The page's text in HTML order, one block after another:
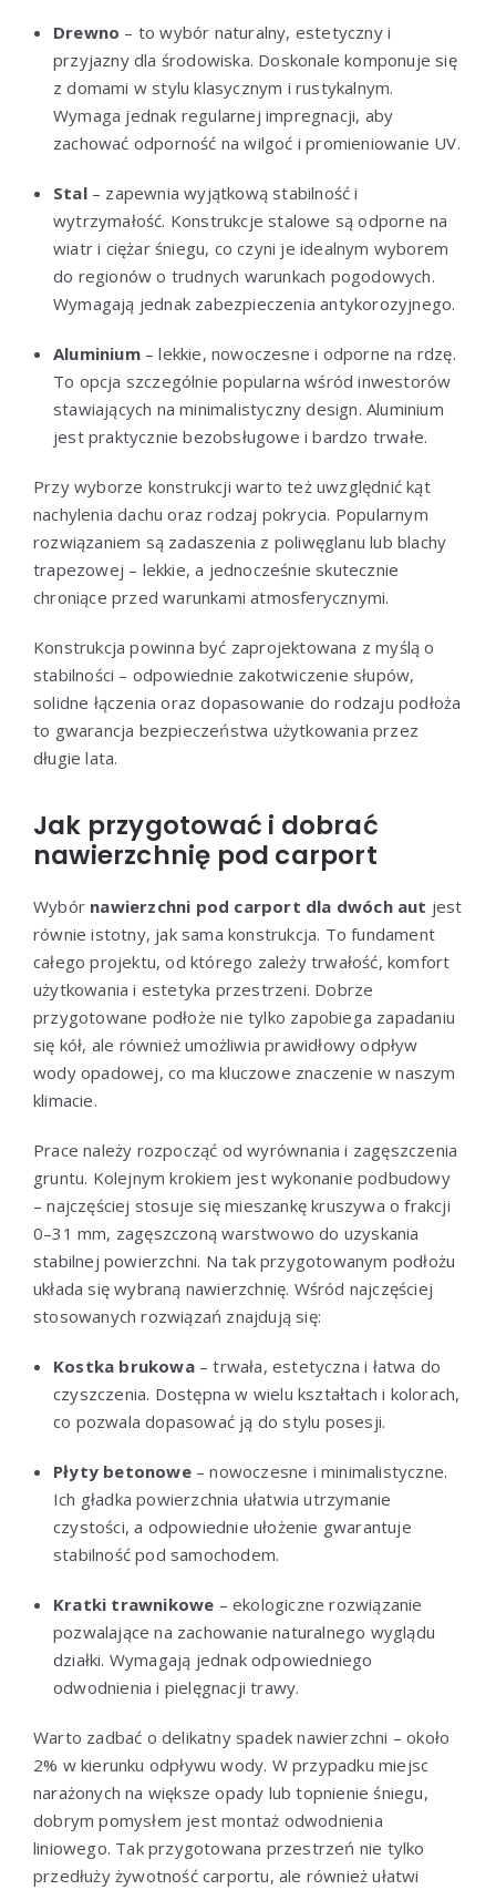
Drewno – to wybór naturalny, estetyczny i
przyjazny dla środowiska. Doskonale komponuje się
z domami w stylu klasycznym i rustykalnym.
Wymaga jednak regularnej impregnacji, aby
zachować odporność na wilgoć i promieniowanie UV.
Stal– zapewnia wyjątkową stabilność i
wytrzymałość. Konstrukcje stalowe są odporne na
wiatr i ciężar śniegu, co czyni je idealnym wyborem
do regionów o trudnych warunkach pogodowych.
Wymagają jednak zabezpieczenia antykorozyjnego.
Aluminium– lekkie, nowoczesne i odporne na rdzę.
To opcja szczególnie popularna wśród inwestorów
stawiających na minimalistyczny design. Aluminium
jest praktycznie bezobsługowe i bardzo trwałe.
Przy wyborze konstrukcji warto też uwzględnić kąt
nachylenia dachu oraz rodzaj pokrycia. Popularnym
rozwiązaniem są zadaszenia z poliwęglanu lub blachy
trapezowej – lekkie, a jednocześnie skutecznie
chroniące przed warunkami atmosferycznymi.
Konstrukcja powinna być zaprojektowana z myślą o
stabilności – odpowiednie zakotwiczenie słupów,
solidne łączenia oraz dopasowanie do rodzaju podłoża
to gwarancja bezpieczeństwa użytkowania przez
długie lata.
Jak przygotować i dobrać
nawierzchnię pod carport
Wybór nawierzchni pod carport dla dwóch aut jest
równie istotny, jak sama konstrukcja. To fundament
całego projektu, od którego zależy trwałość, komfort
użytkowania i estetyka przestrzeni. Dobrze
przygotowane podłoże nie tylko zapobiega zapadaniu
się kół, ale również umożliwia prawidłowy odpływ
wody opadowej, co ma kluczowe znaczenie w naszym
klimacie.
Prace należy rozpocząć od wyrównania i zagęszczenia
gruntu. Kolejnym krokiem jest wykonanie podbudowy
– najczęściej stosuje się mieszankę kruszywa o frakcji
0–31 mm, zagęszczoną warstwowo do uzyskania
stabilnej powierzchni. Na tak przygotowanym podłożu
układa się wybraną nawierzchnię. Wśród najczęściej
stosowanych rozwiązań znajdują się:
Kostka brukowa– trwała, estetyczna i łatwa do
czyszczenia. Dostępna w wielu kształtach i kolorach,
co pozwala dopasować ją do stylu posesji.
Płyty betonowe– nowoczesne i minimalistyczne.
Ich gładka powierzchnia ułatwia utrzymanie
czystości, a odpowiednie ułożenie gwarantuje
stabilność pod samochodem.
Kratki trawnikowe – ekologiczne rozwiązanie
pozwalające na zachowanie naturalnego wyglądu
działki. Wymagają jednak odpowiedniego
odwodnienia i pielęgnacji trawy.
Warto zadbać o delikatny spadek nawierzchni – około
2% w kierunku odpływu wody. W przypadku miejsc
narażonych na większe opady lub topnienie śniegu,
dobrym pomysłem jest montaż odwodnienia
liniowego. Tak przygotowana przestrzeń nie tylko
przedłuży żywotność carportu, ale również ułatwi